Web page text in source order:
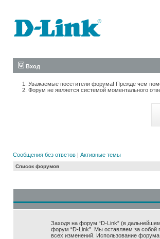
Вход
Уважаемые посетители форума! Прежде чем
Форум не является системой моментального
Сообщения без ответов | Активные темы
Список форумов
Заходя на форум “D-Link” (в
форум “D-Link”. Мы оставляем за собой
всех изменений. Использование